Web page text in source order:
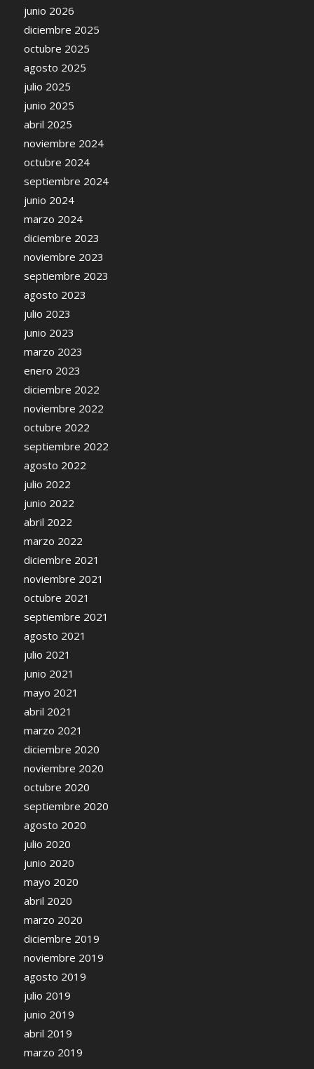
junio 2026
diciembre 2025
octubre 2025
agosto 2025
julio 2025
junio 2025
abril 2025
noviembre 2024
octubre 2024
septiembre 2024
junio 2024
marzo 2024
diciembre 2023
noviembre 2023
septiembre 2023
agosto 2023
julio 2023
junio 2023
marzo 2023
enero 2023
diciembre 2022
noviembre 2022
octubre 2022
septiembre 2022
agosto 2022
julio 2022
junio 2022
abril 2022
marzo 2022
diciembre 2021
noviembre 2021
octubre 2021
septiembre 2021
agosto 2021
julio 2021
junio 2021
mayo 2021
abril 2021
marzo 2021
diciembre 2020
noviembre 2020
octubre 2020
septiembre 2020
agosto 2020
julio 2020
junio 2020
mayo 2020
abril 2020
marzo 2020
diciembre 2019
noviembre 2019
agosto 2019
julio 2019
junio 2019
abril 2019
marzo 2019